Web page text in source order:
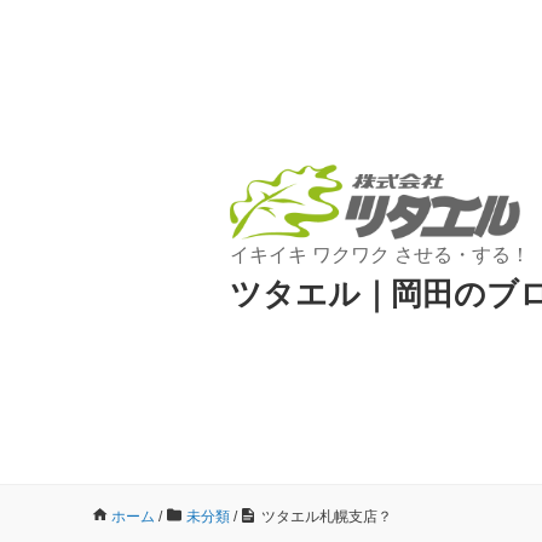
イキイキ ワクワク させる・する！
ツタエル｜岡田のブ
ホーム / 未分類 / ツタエル札幌支店？